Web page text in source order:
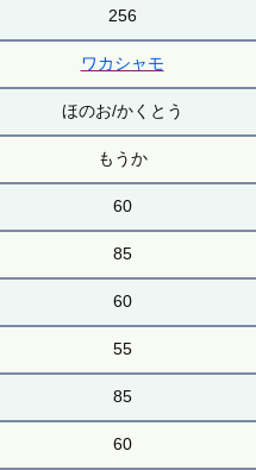
256
ワカシャモ
ほのお/かくとう
もうか
60
85
60
55
85
60